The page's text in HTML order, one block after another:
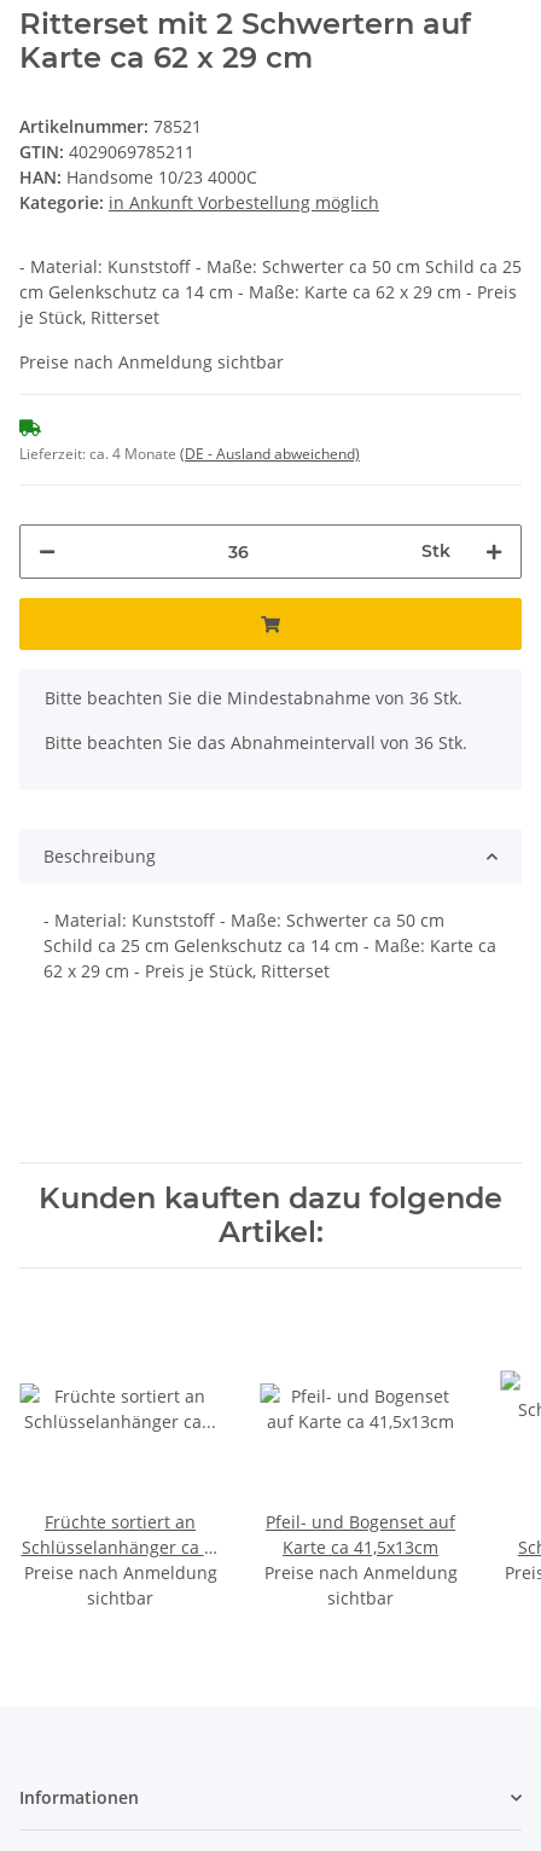
Ritterset mit 2 Schwertern auf
Karte ca 62 x 29 cm
Artikelnummer: 78521
GTIN: 4029069785211
HAN: Handsome 10/23 4000C
Kategorie: in Ankunft Vorbestellung möglich
- Material: Kunststoff - Maße: Schwerter ca 50 cm Schild ca 25
cm Gelenkschutz ca 14 cm - Maße: Karte ca 62 x 29 cm - Preis
je Stück, Ritterset
Preise nach Anmeldung sichtbar
Lieferzeit:ca. 4 Monate (DE - Ausland abweichend)
Stk
x
Bitte beachten Sie die Mindestabnahme von 36 Stk.
Bitte beachten Sie das Abnahmeintervall von 36 Stk.
Beschreibung
- Material: Kunststoff - Maße: Schwerter ca 50 cm
Schild ca 25 cm Gelenkschutz ca 14 cm - Maße: Karte ca
62 x 29 cm - Preis je Stück, Ritterset
Kunden kauften dazu folgende
Artikel:
Früchte sortiert an
Schlüsselanhänger ca 3-
6cm
Preise nach Anmeldung
sichtbar
Pfeil- und Bogenset auf
Karte ca 41,5x13cm
Preise nach Anmeldung
sichtbar
Informationen